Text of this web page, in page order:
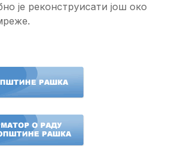
је реконструисати још око
Сеоски водовод